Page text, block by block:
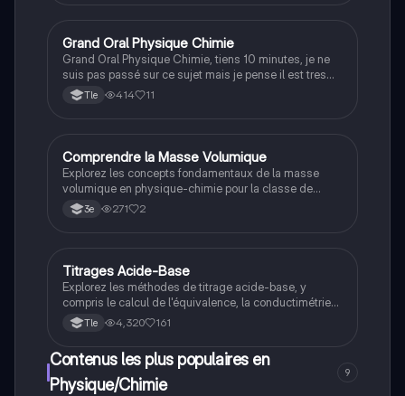
Physique/Chimie
Grand Oral Physique Chimie
Grand Oral Physique Chimie, tiens 10 minutes, je ne
suis pas passé sur ce sujet mais je pense il est tres
bienTle 414 11
Physique/Chimie
Comprendre la Masse Volumique
Explorez les concepts fondamentaux de la masse
volumique en physique-chimie pour la classe de
3ème. Cette fiche de révision aborde la définition, le
calcul de la masse volumique, et les implications de la
Idéal pour les élèves préparant leurs examens.
3e 271 2
Physique/Chimie
Titrages Acide-Base
Explorez les méthodes de titrage acide-base, y
compris le calcul de l'équivalence, la conductimétrie
et les techniques de dosage. Ce chapitre de terminale
en physique-chimie couvre les concepts clés tels que
les ions titrés, les volumes de titrant, et les équations
de réaction. Idéal pour préparer le BAC.
Tle 4,320 161
Contenus les plus populaires en
Physique/Chimie
9